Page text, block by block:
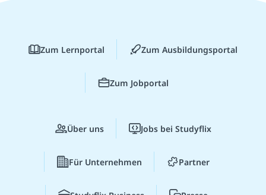
Zum Lernportal Zum Ausbildungsportal
Zum Jobportal
Über uns Jobs bei Studyflix
Für Unternehmen Partner